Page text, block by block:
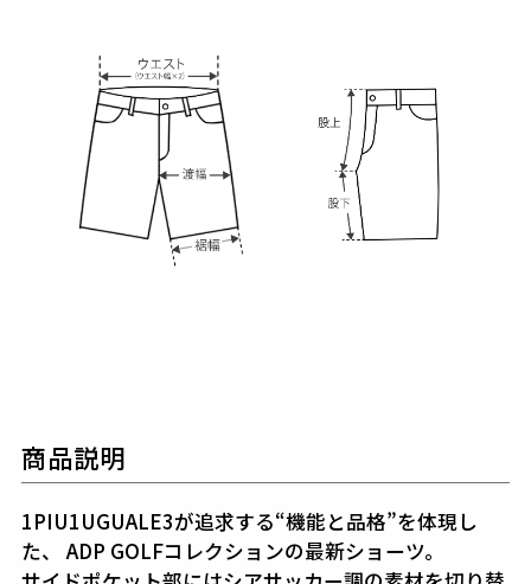
商品説明
1PIU1UGUALE3が追求する“機能と品格”を体現し
た、ADP GOLFコレクションの最新ショーツ。